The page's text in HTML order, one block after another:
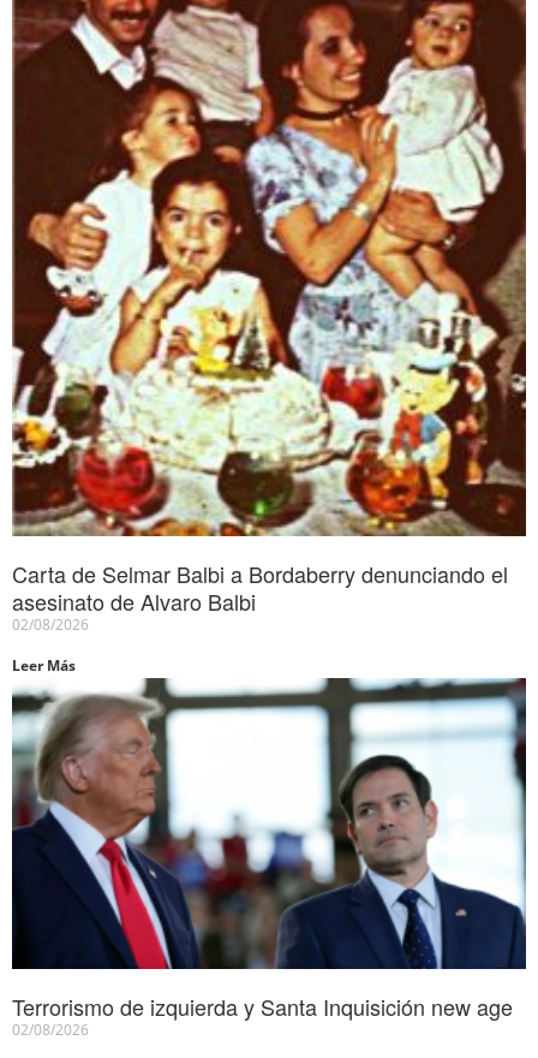
Carta de Selmar Balbi a Bordaberry denunciando el
asesinato de Alvaro Balbi
02/08/2026
Leer Más
Terrorismo de izquierda y Santa Inquisición new age
02/08/2026